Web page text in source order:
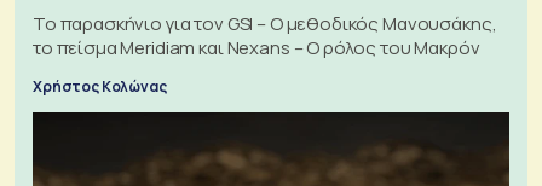
Το παρασκήνιο για τον GSI – Ο μεθοδικός Μανουσάκης,
το πείσμα Meridiam και Nexans – Ο ρόλος του Μακρόν
Χρήστος Κολώνας